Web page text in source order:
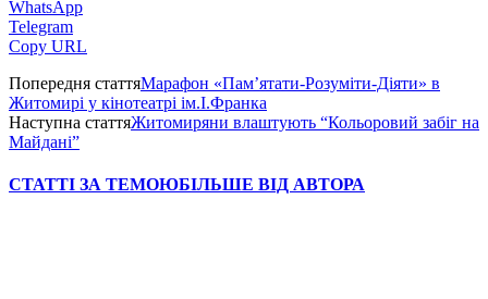
WhatsApp
Telegram
Copy URL
Попередня статтяМарафон «Пам’ятати-Розуміти-Діяти» в
Житомирі у кінотеатрі ім.І.Франка
Наступна статтяЖитомиряни влаштують “Кольоровий забіг на
Майдані”
СТАТТІ ЗА ТЕМОЮБІЛЬШЕ ВІД АВТОРА